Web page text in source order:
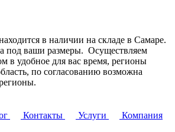
в наличии на складе в Самаре.
под ваши размеры. Осуществляем
в удобное для вас время, регионы
по согласованию возможна
Контакты Услуги
Компания